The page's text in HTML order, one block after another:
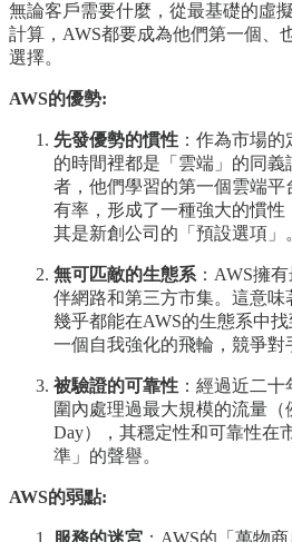
無論客戶需要什麼，從最基礎的虛
計算，AWS都要成為他們第一個、
選擇。
AWS的優勢:
先發優勢的慣性 ：作為市場
的時間裡都是「雲端」的同
者，他們學習的第一個雲端
有率，形成了一種強大的慣
其是新創公司的「預設選項」
無可匹敵的生態系 ：AWS擁
伴網路和第三方市集。這意味
幾乎都能在AWS的生態系中
一個自我強化的飛輪，競爭對
被驗證的可靠性 ：經過近二
圍內處理過最大規模的流量（
Day），其穩定性和可靠性在
準」的聲譽。
AWS的弱點:
服務的迷宮 ：AWS的「萬物